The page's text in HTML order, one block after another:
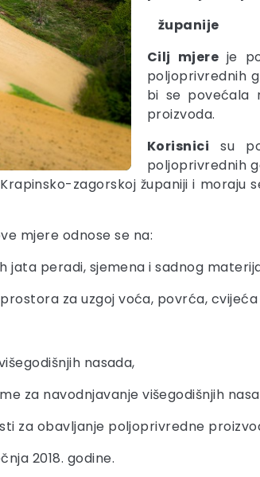
županije
Cilj mjere je
poljoprivrednih
bi se povećala
proizvoda.
Korisnici su
poljoprivrednih
zagorskoj županiji i
mjere odnose se na:
peradi, sjemena i sadnog
za uzgoj voća, povrća, cvijeća
nasada,
za navodnjavanje višegodišnjih
obavljanje poljoprivredne
2018. godine.